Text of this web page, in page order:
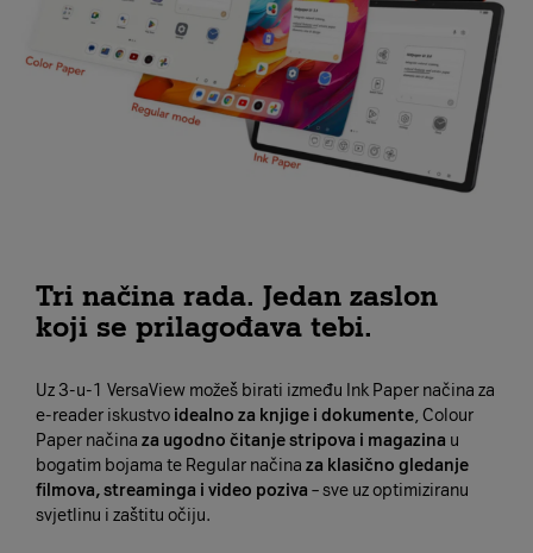
Tri načina rada. Jedan zaslon
koji se prilagođava tebi.
Uz 3-u-1 VersaView možeš birati između Ink Paper načina za
e-reader iskustvo idealno za knjige i dokumente, Colour
Paper načina za ugodno čitanje stripova i magazina u
bogatim bojama te Regular načina za klasično gledanje
filmova, streaminga i video poziva – sve uz optimiziranu
svjetlinu i zaštitu očiju.